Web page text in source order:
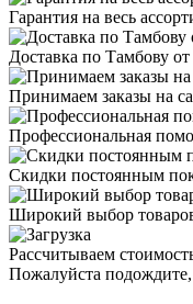
Гарантия на весь
Доставка по Тамбову
Принимаем заказы на
Профессиональная
Скидки постоянным
Широкий выбор
Рассчитываем
Пожалуйста подождите,